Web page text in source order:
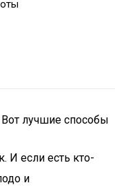
лучшие способы
И если есть кто-
и